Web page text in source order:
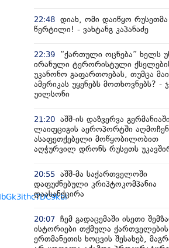
22:48 დიახ, ომი დაიწყო
წერტილი! - ვახტანგ კაპანაძე
22:39
“ქართული ოცნება” ხელს
ირანული ტერორისტული
უკანონო გაფართოებას, თუმცა
ამერიკას უყენებს მოთხოვნებს? -
უილსონი
21:20 აშშ-ის დაზვერვა
ლაიფციგის აეროპორტში
ასაფეთქებელი მოწყობილობით
აღჭურვილ დრონს რუსეთს
20:55 აშშ-მა საქართველოში
დაფუძნებული კრიპტოკომპანია
დაასანქცირა
20:07 ჩემ გადაცემაში ისეთი
ისტორიები თქმულა
ერთმანეთის ხოცვის შესახებ,